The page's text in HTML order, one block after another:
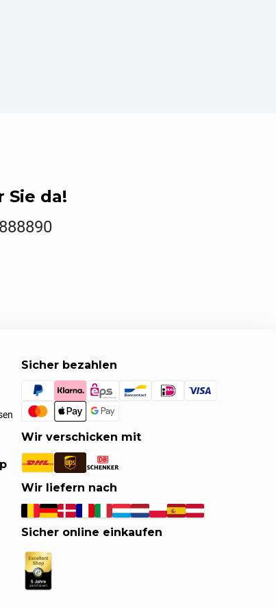
Sie da!
Sicher bezahlen
Wir verschicken mit
Wir liefern nach
Sicher online einkaufen